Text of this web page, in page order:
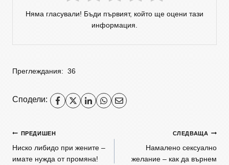
Няма гласували! Бъди първият, който ще оцени тази
информация.
Преглеждания: 36
Сподели:
ПРЕДИШЕН
Ниско либидо при жените –
имате нужда от промяна!
СЛЕДВАЩА
Намалено сексуално
желание – как да върнем